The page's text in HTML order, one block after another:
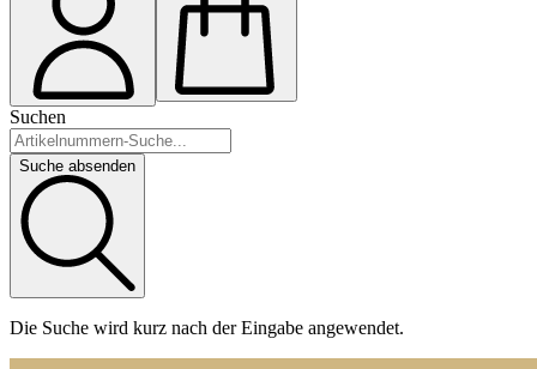
Suchen
Suche absenden
Die Suche wird kurz nach der Eingabe angewendet.